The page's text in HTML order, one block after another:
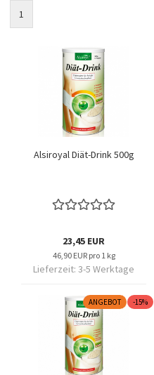
1
Alsiroyal Diät-Drink 500g
23,45 EUR
46,90 EUR pro 1 kg
Lieferzeit: 3-5 Werktage
ANGEBOT -15%